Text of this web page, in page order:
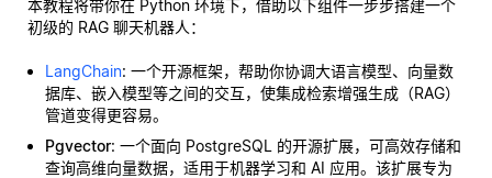
本教程将带你在 Python 环境下，借助以下组件一步步搭建一个
初级的 RAG 聊天机器人：
LangChain: 一个开源框架，帮助你协调大语言模型、向量数
据库、嵌入模型等之间的交互，使集成检索增强生成（RAG）
管道变得更容易。
Pgvector: 一个面向 PostgreSQL 的开源扩展，可高效存储和
查询高维向量数据，适用于机器学习和 AI 应用。该扩展专为